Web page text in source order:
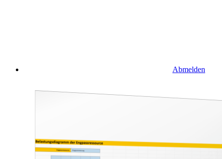
Abmelden